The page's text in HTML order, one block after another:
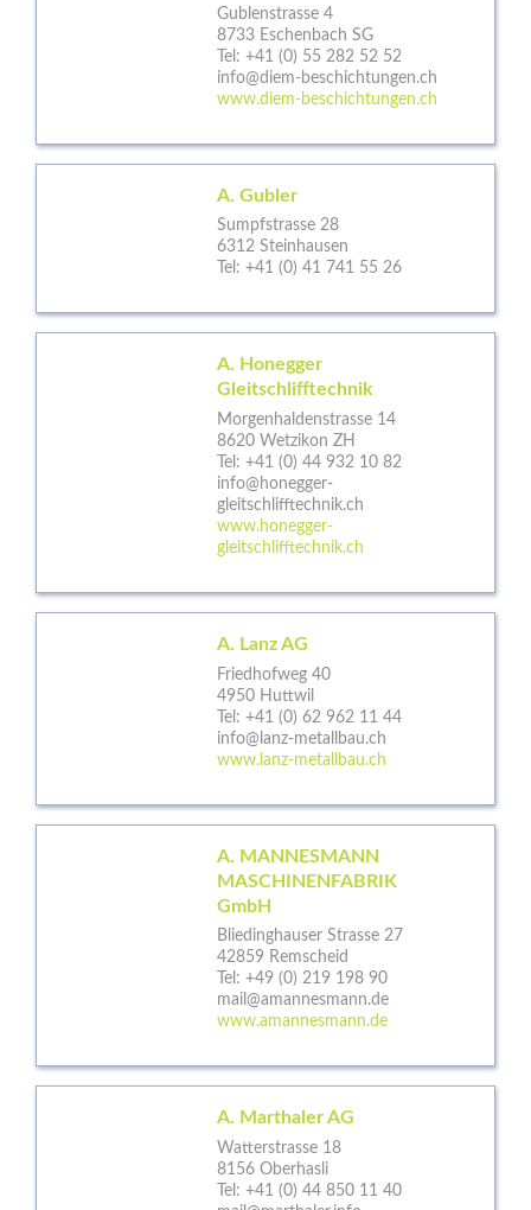
Gublenstrasse 4
8733 Eschenbach SG
Tel: +41 (0) 55 282 52 52
info@diem-beschichtungen.ch
www.diem-beschichtungen.ch
A. Gubler
Sumpfstrasse 28
6312 Steinhausen
Tel: +41 (0) 41 741 55 26
A. Honegger
Gleitschlifftechnik
Morgenhaldenstrasse 14
8620 Wetzikon ZH
Tel: +41 (0) 44 932 10 82
info@honegger-
gleitschlifftechnik.ch
www.honegger-
gleitschlifftechnik.ch
A. Lanz AG
Friedhofweg 40
4950 Huttwil
Tel: +41 (0) 62 962 11 44
info@lanz-metallbau.ch
www.lanz-metallbau.ch
A. MANNESMANN
MASCHINENFABRIK
GmbH
Bliedinghauser Strasse 27
42859 Remscheid
Tel: +49 (0) 219 198 90
mail@amannesmann.de
www.amannesmann.de
A. Marthaler AG
Watterstrasse 18
8156 Oberhasli
Tel: +41 (0) 44 850 11 40